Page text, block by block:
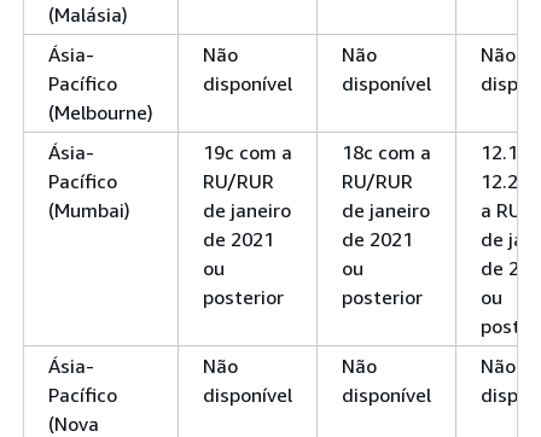
(Malásia)
Ásia-
Pacífico
(Melbourne)
Não
disponível
Não
disponível
Não
Ásia-
Pacífico
(Mumbai)
19c com a
RU/RUR
de janeiro
de 2021
ou
posterior
18c com a
RU/RUR
de janeiro
de 2021
ou
posterior
12.1 e
12.2
a RU/
de
de
ou
Ásia-
Pacífico
(Nova
Não
disponível
Não
disponível
Não